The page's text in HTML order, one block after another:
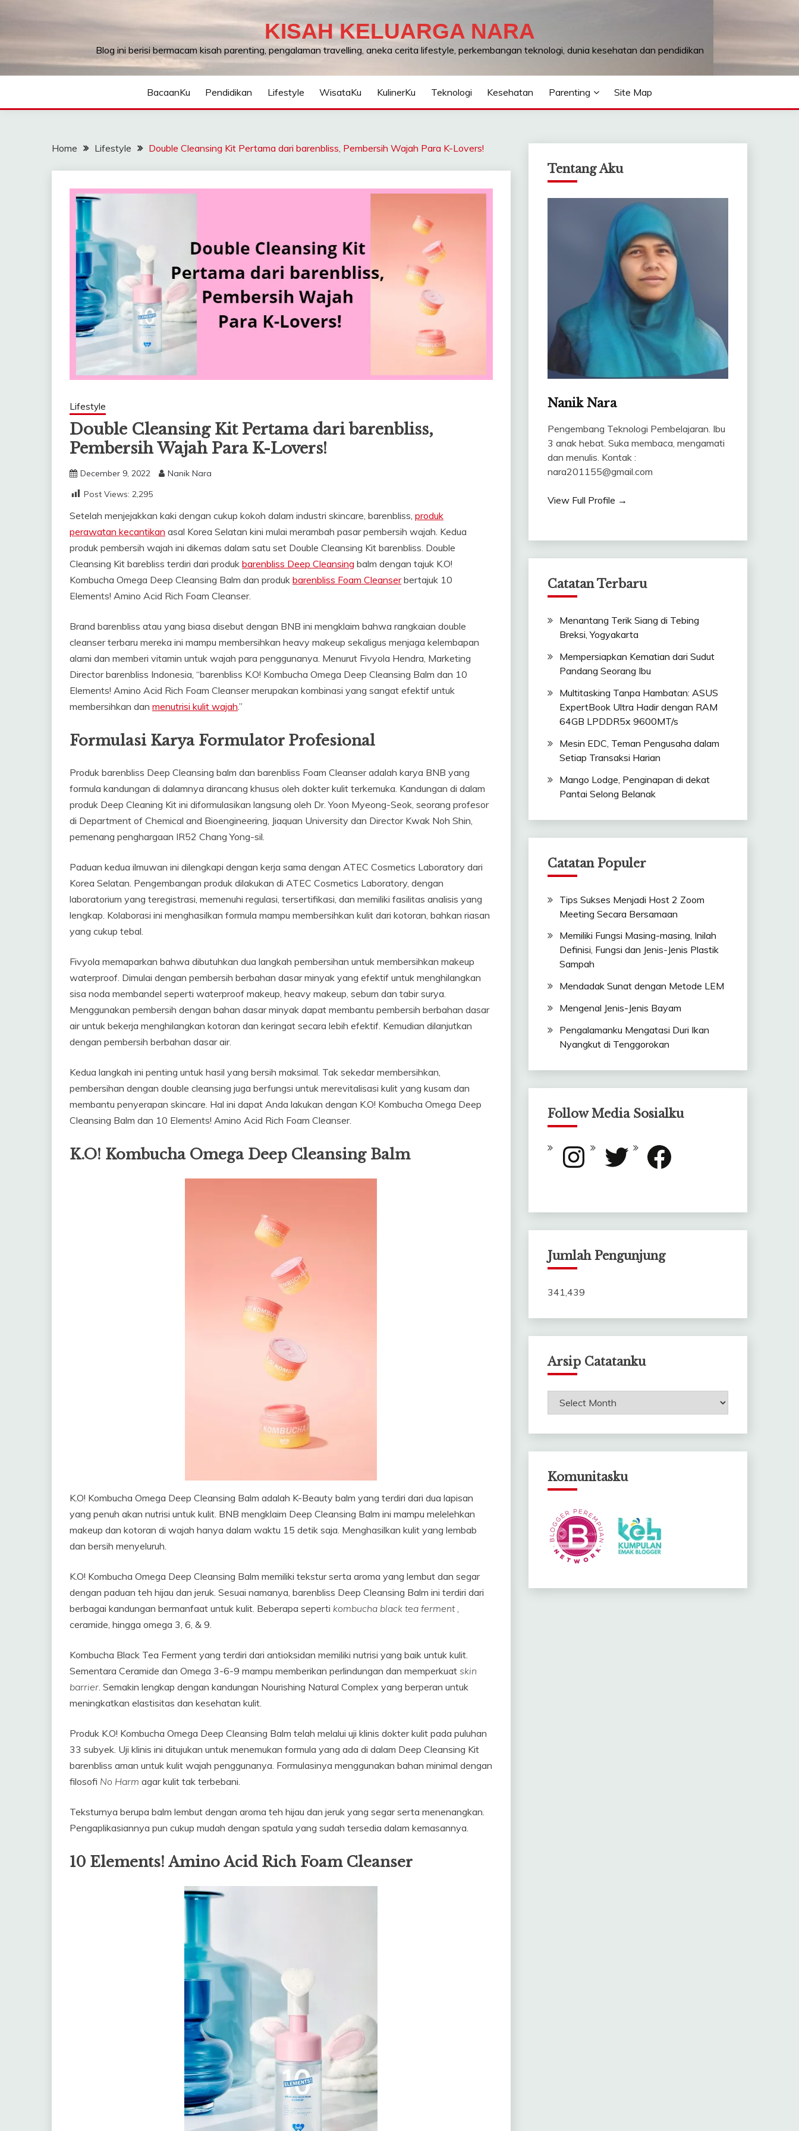
KISAH KELUARGA NARA
Blog ini berisi bermacam kisah parenting, pengalaman travelling, aneka cerita lifestyle, perkembangan teknologi, dunia kesehatan dan pendidikan
BacaanKu Pendidikan Lifestyle WisataKu KulinerKu Teknologi Kesehatan Parenting Site Map
Home Lifestyle Double Cleansing Kit Pertama dari barenbliss, Pembersih Wajah Para K-Lovers!
Lifestyle
Double Cleansing Kit Pertama dari barenbliss,
Pembersih Wajah Para K-Lovers!
December 9, 2022
Nanik Nara
Post Views: 2,295
Setelah menjejakkan kaki dengan cukup kokoh dalam industri skincare, barenbliss, produk
perawatan kecantikan asal Korea Selatan kini mulai merambah pasar pembersih wajah. Kedua
produk pembersih wajah ini dikemas dalam satu set Double Cleansing Kit barenbliss. Double
Cleansing Kit barebliss terdiri dari produk barenbliss Deep Cleansing balm dengan tajuk K.O!
Kombucha Omega Deep Cleansing Balm dan produk barenbliss Foam Cleanserbertajuk 10
Elements! Amino Acid Rich Foam Cleanser.
Brand barenbliss atau yang biasa disebut dengan BNB ini mengklaim bahwa rangkaian double
cleanser terbaru mereka ini mampu membersihkan heavy makeup sekaligus menjaga kelembapan
alami dan memberi vitamin untuk wajah para penggunanya. Menurut Fivyola Hendra, Marketing
Director barenbliss Indonesia, “barenbliss K.O! Kombucha Omega Deep Cleansing Balm dan 10
Elements! Amino Acid Rich Foam Cleanser merupakan kombinasi yang sangat efektif untuk
membersihkan dan menutrisi kulit wajah.”
Formulasi Karya Formulator Profesional
Produk barenbliss Deep Cleansing balm dan barenbliss Foam Cleanser adalah karya BNB yang
formula kandungan di dalamnya dirancang khusus oleh dokter kulit terkemuka. Kandungan di dalam
produk Deep Cleaning Kit ini diformulasikan langsung oleh Dr. Yoon Myeong-Seok, seorang profesor
di Department of Chemical and Bioengineering, Jiaquan University dan Director Kwak Noh Shin,
pemenang penghargaan IR52 Chang Yong-sil.
Paduan kedua ilmuwan ini dilengkapi dengan kerja sama dengan ATEC Cosmetics Laboratory dari
Korea Selatan. Pengembangan produk dilakukan di ATEC Cosmetics Laboratory, dengan
laboratorium yang teregistrasi, memenuhi regulasi, tersertifikasi, dan memiliki fasilitas analisis yang
lengkap. Kolaborasi ini menghasilkan formula mampu membersihkan kulit dari kotoran, bahkan riasan
yang cukup tebal.
Fivyola memaparkan bahwa dibutuhkan dua langkah pembersihan untuk membersihkan makeup
waterproof. Dimulai dengan pembersih berbahan dasar minyak yang efektif untuk menghilangkan
sisa noda membandel seperti waterproof makeup, heavy makeup, sebum dan tabir surya.
Menggunakan pembersih dengan bahan dasar minyak dapat membantu pembersih berbahan dasar
air untuk bekerja menghilangkan kotoran dan keringat secara lebih efektif. Kemudian dilanjutkan
dengan pembersih berbahan dasar air.
Kedua langkah ini penting untuk hasil yang bersih maksimal. Tak sekedar membersihkan,
pembersihan dengan double cleansing juga berfungsi untuk merevitalisasi kulit yang kusam dan
membantu penyerapan skincare. Hal ini dapat Anda lakukan dengan K.O! Kombucha Omega Deep
Cleansing Balm dan 10 Elements! Amino Acid Rich Foam Cleanser.
K.O! Kombucha Omega Deep Cleansing Balm
K.O! Kombucha Omega Deep Cleansing Balm adalah K-Beauty balm yang terdiri dari dua lapisan
yang penuh akan nutrisi untuk kulit. BNB mengklaim Deep Cleansing Balm ini mampu melelehkan
makeup dan kotoran di wajah hanya dalam waktu 15 detik saja. Menghasilkan kulit yang lembab
dan bersih menyeluruh.
K.O! Kombucha Omega Deep Cleansing Balm memiliki tekstur serta aroma yang lembut dan segar
dengan paduan teh hijau dan jeruk. Sesuai namanya, barenbliss Deep Cleansing Balm ini terdiri dari
berbagai kandungan bermanfaat untuk kulit. Beberapa seperti kombucha black tea ferment ,
ceramide, hingga omega 3, 6, & 9.
Kombucha Black Tea Ferment yang terdiri dari antioksidan memiliki nutrisi yang baik untuk kulit.
Sementara Ceramide dan Omega 3-6-9 mampu memberikan perlindungan dan memperkuat skin
barrier. Semakin lengkap dengan kandungan Nourishing Natural Complex yang berperan untuk
meningkatkan elastisitas dan kesehatan kulit.
Produk K.O! Kombucha Omega Deep Cleansing Balm telah melalui uji klinis dokter kulit pada puluhan
33 subyek. Uji klinis ini ditujukan untuk menemukan formula yang ada di dalam Deep Cleansing Kit
barenbliss aman untuk kulit wajah penggunanya. Formulasinya menggunakan bahan minimal dengan
filosofi No Harm agar kulit tak terbebani.
Teksturnya berupa balm lembut dengan aroma teh hijau dan jeruk yang segar serta menenangkan.
Pengaplikasiannya pun cukup mudah dengan spatula yang sudah tersedia dalam kemasannya.
10 Elements! Amino Acid Rich Foam Cleanser
Tentang Aku
Nanik Nara
Pengembang Teknologi Pembelajaran. Ibu
3 anak hebat. Suka membaca, mengamati
dan menulis. Kontak :
nara201155@gmail.com
View Full Profile →
Catatan Terbaru
Menantang Terik Siang di Tebing
Breksi, Yogyakarta
Mempersiapkan Kematian dari Sudut
Pandang Seorang Ibu
Multitasking Tanpa Hambatan: ASUS
ExpertBook Ultra Hadir dengan RAM
64GB LPDDR5x 9600MT/s
Mesin EDC, Teman Pengusaha dalam
Setiap Transaksi Harian
Mango Lodge, Penginapan di dekat
Pantai Selong Belanak
Catatan Populer
Tips Sukses Menjadi Host 2 Zoom
Meeting Secara Bersamaan
Memiliki Fungsi Masing-masing, Inilah
Definisi, Fungsi dan Jenis-Jenis Plastik
Sampah
Mendadak Sunat dengan Metode LEM
Mengenal Jenis-Jenis Bayam
Pengalamanku Mengatasi Duri Ikan
Nyangkut di Tenggorokan
Follow Media Sosialku
Instagram Twitter Facebook
Jumlah Pengunjung
341,439
Arsip Catatanku
Arsip
Komunitasku